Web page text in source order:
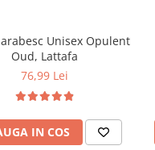
Unisex Opulent
Oud, Lattafa
76,99 Lei
IN COS